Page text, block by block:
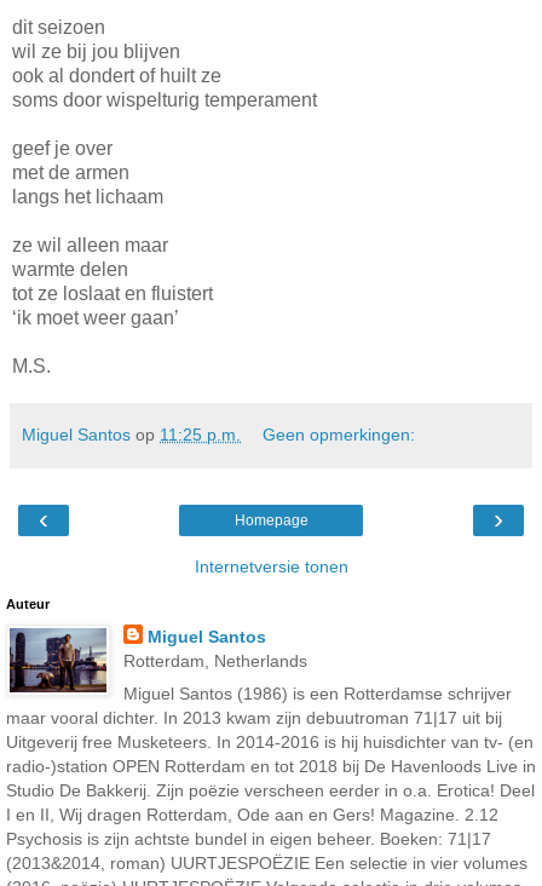
dit seizoen
wil ze bij jou blijven
ook al dondert of huilt ze
soms door wispelturig temperament
geef je over
met de armen
langs het lichaam
ze wil alleen maar
warmte delen
tot ze loslaat en fluistert
‘ik moet weer gaan’
M.S.
Miguel Santos op 11:25 p.m. Geen opmerkingen:
‹ ›
Homepage
Internetversie tonen
Auteur
Miguel Santos
Rotterdam, Netherlands
Miguel Santos (1986) is een Rotterdamse schrijver
maar vooral dichter. In 2013 kwam zijn debuutroman 71|17 uit bij
Uitgeverij free Musketeers. In 2014-2016 is hij huisdichter van tv- (en
radio-)station OPEN Rotterdam en tot 2018 bij De Havenloods Live in
Studio De Bakkerij. Zijn poëzie verscheen eerder in o.a. Erotica! Deel
I en II, Wij dragen Rotterdam, Ode aan en Gers! Magazine. 2.12
Psychosis is zijn achtste bundel in eigen beheer. Boeken: 71|17
(2013&2014, roman) UURTJESPOËZIE Een selectie in vier volumes